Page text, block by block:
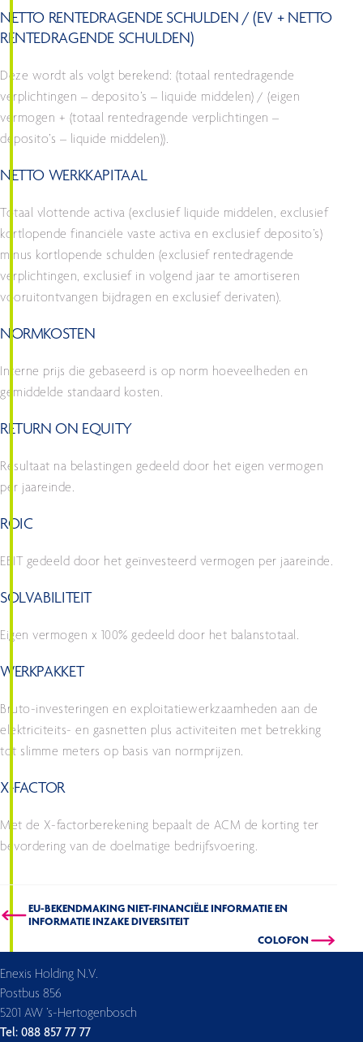
NETTO RENTEDRAGENDE SCHULDEN / (EV + NETTO
RENTEDRAGENDE SCHULDEN)
Deze wordt als volgt berekend: (totaal rentedragende
verplichtingen – deposito’s – liquide middelen) / (eigen
vermogen + (totaal rentedragende verplichtingen –
deposito’s – liquide middelen)).
NETTO WERKKAPITAAL
Totaal vlottende activa (exclusief liquide middelen, exclusief
kortlopende financiële vaste activa en exclusief deposito’s)
minus kortlopende schulden (exclusief rentedragende
verplichtingen, exclusief in volgend jaar te amortiseren
vooruitontvangen bijdragen en exclusief derivaten).
NORMKOSTEN
Interne prijs die gebaseerd is op norm hoeveelheden en
gemiddelde standaard kosten.
RETURN ON EQUITY
Resultaat na belastingen gedeeld door het eigen vermogen
per jaareinde.
ROIC
EBIT gedeeld door het geïnvesteerd vermogen per jaareinde.
SOLVABILITEIT
Eigen vermogen x 100% gedeeld door het balanstotaal.
WERKPAKKET
Bruto-investeringen en exploitatiewerkzaamheden aan de
elektriciteits- en gasnetten plus activiteiten met betrekking
tot slimme meters op basis van normprijzen.
X-FACTOR
Met de X-factorberekening bepaalt de ACM de korting ter
bevordering van de doelmatige bedrijfsvoering.
COLOFON
EU-BEKENDMAKING NIET-FINANCIËLE INFORMATIE EN
INFORMATIE INZAKE DIVERSITEIT
Enexis Holding N.V.
Postbus 856
5201 AW ’s-Hertogenbosch
Tel: 088 857 77 77